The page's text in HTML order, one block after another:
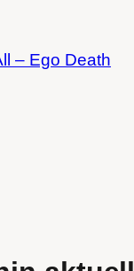
– Ego Death